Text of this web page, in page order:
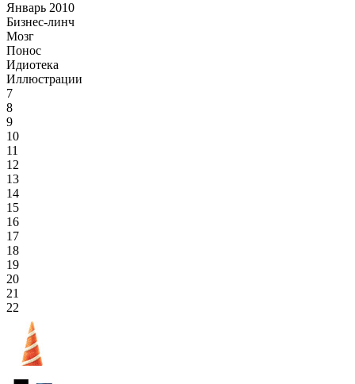
Январь 2010
Бизнес-линч
Мозг
Понос
Идиотека
Иллюстрации
7
8
9
10
11
12
13
14
15
16
17
18
19
20
21
22